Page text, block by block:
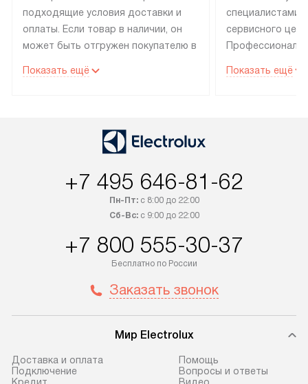
подходящие условия доставки и
оплаты. Если товар в наличии, он
может быть отгружен покупателю в
специальным лейблом
оплачивается дополнительно.
Возможна доставка товаров по
Показать ещё
специалистами
сервисного
эксплуатации
Показать ещё
+7 495 646-81-62
Пн-Пт:с 8:00 до 22:00
Сб-Вс:с 9:00 до 22:00
+7 800 555-30-37
Бесплатно по России
Заказать звонок
Мир Electrolux
Доставка и оплата
Подключение
Кредит
Помощь
Вопросы и ответы
Видео